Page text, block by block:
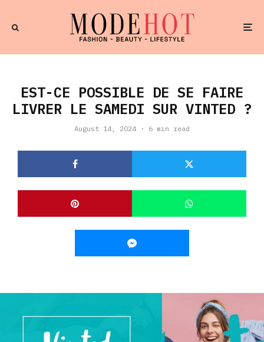
EST-CE POSSIBLE DE SE FAIRE
LIVRER LE SAMEDI SUR VINTED ?
August 14, 2024 · 6 min read